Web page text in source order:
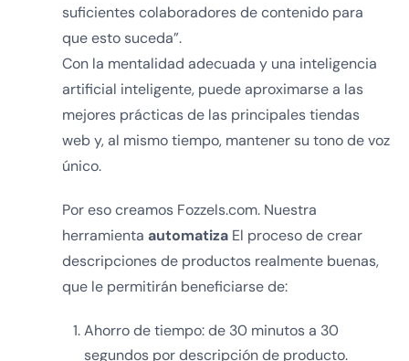
suficientes colaboradores de contenido para
que esto suceda”.
Con la mentalidad adecuada y una inteligencia
artificial inteligente, puede aproximarse a las
mejores prácticas de las principales tiendas
web y, al mismo tiempo, mantener su tono de voz
único.
Por eso creamos Fozzels.com. Nuestra
herramienta automatiza El proceso de crear
descripciones de productos realmente buenas,
que le permitirán beneficiarse de:
Ahorro de tiempo: de 30 minutos a 30
segundos por descripción de producto.